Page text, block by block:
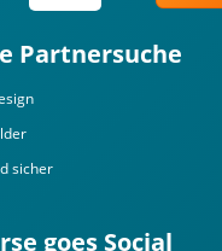
Partnersuche
sicher
goes Social